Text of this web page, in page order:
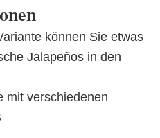
können Sie etwas
Jalapeños in den
mit verschiedenen